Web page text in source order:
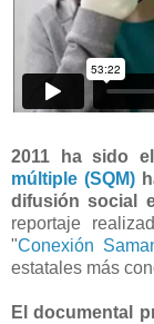
2011 ha sido
múltiple (SQM)
difusión social
reportaje
"Conexión
estatales más
El documental